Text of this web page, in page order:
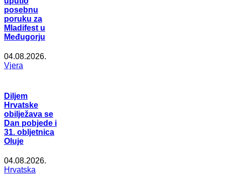
posebnu
poruku za
Mladifest u
Međugorju
04.08.2026.
Vjera
Diljem
Hrvatske
obilježava se
Dan pobjede i
31. obljetnica
Oluje
04.08.2026.
Hrvatska